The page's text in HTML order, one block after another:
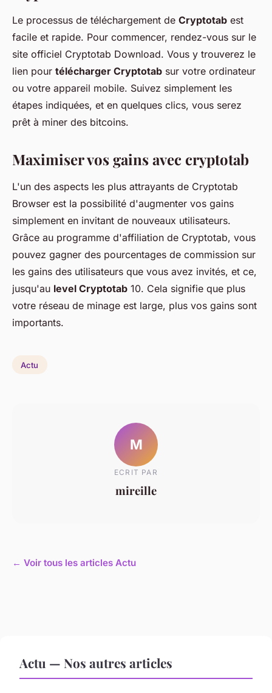
Le processus de téléchargement de Cryptotab est
facile et rapide. Pour commencer, rendez-vous sur le
site officiel Cryptotab Download. Vous y trouverez le
lien pour télécharger Cryptotab sur votre ordinateur
ou votre appareil mobile. Suivez simplement les
étapes indiquées, et en quelques clics, vous serez
prêt à miner des bitcoins.
Maximiser vos gains avec cryptotab
L'un des aspects les plus attrayants de Cryptotab
Browser est la possibilité d'augmenter vos gains
simplement en invitant de nouveaux utilisateurs.
Grâce au programme d'affiliation de Cryptotab, vous
pouvez gagner des pourcentages de commission sur
les gains des utilisateurs que vous avez invités, et ce,
jusqu'au level Cryptotab 10. Cela signifie que plus
votre réseau de minage est large, plus vos gains sont
importants.
Actu
M
ECRIT PAR
mireille
← Voir tous les articles Actu
Actu — Nos autres articles